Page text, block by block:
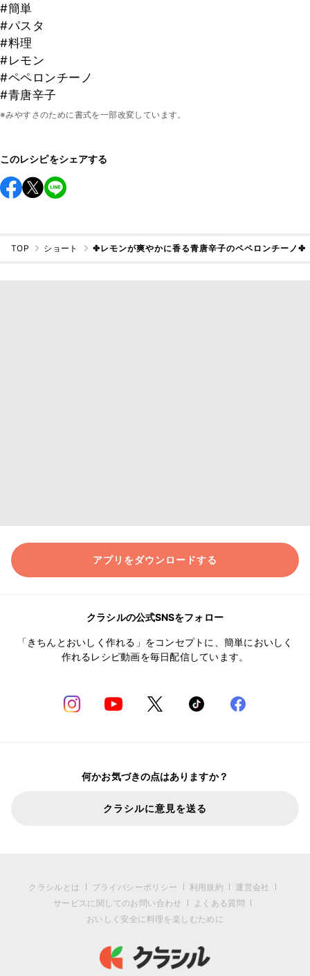
#簡単
#パスタ
#料理
#レモン
#ペペロンチーノ
#青唐辛子
※みやすさのために書式を一部改変しています。
このレシピをシェアする
TOP ショート ✤レモンが爽やかに香る青唐辛子のペペロンチーノ✤
アプリをダウンロードする
クラシルの公式SNSをフォロー
「きちんとおいしく作れる」をコンセプトに、簡単においしく
作れるレシピ動画を毎日配信しています。
何かお気づきの点はありますか？
クラシルに意見を送る
クラシルとは プライバシーポリシー 利用規約
運営会社
サービスに関してのお問い合わせ
よくある質問
おいしく安全に料理を楽しむために